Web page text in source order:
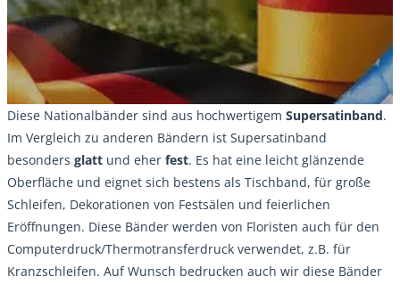
Diese Nationalbänder sind aus hochwertigem Supersatinband.
Im Vergleich zu anderen Bändern ist Supersatinband
besonders glatt und eher fest. Es hat eine leicht glänzende
Oberfläche und eignet sich bestens als Tischband, für große
Schleifen, Dekorationen von Festsälen und feierlichen
Eröffnungen. Diese Bänder werden von Floristen auch für den
Computerdruck/Thermotransferdruck verwendet, z.B. für
Kranzschleifen. Auf Wunsch bedrucken auch wir diese Bänder